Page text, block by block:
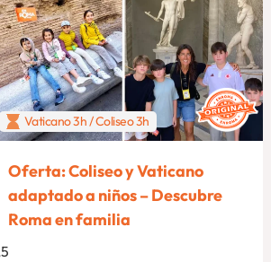
Vaticano 3h / Coliseo 3h
Oferta: Coliseo y Vaticano
adaptado a niños – Descubre
Roma en familia